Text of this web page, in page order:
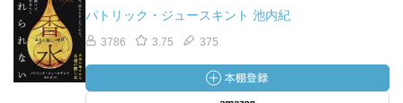
パトリック・ジュースキント 池内紀
3786 3.75 375